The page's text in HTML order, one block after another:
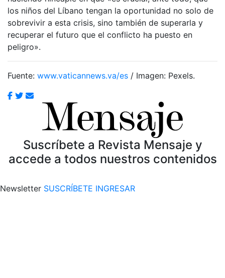
los niños del Líbano tengan la oportunidad no solo de
sobrevivir a esta crisis, sino también de superarla y
recuperar el futuro que el conflicto ha puesto en
peligro».
Fuente: www.vaticannews.va/es / Imagen: Pexels.
Suscríbete a Revista Mensaje y
accede a todos nuestros contenidos
Newsletter SUSCRÍBETE INGRESAR